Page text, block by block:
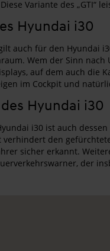
Variante des „GTI“
Hyundai i30
auch für den Hyundai
Wem der Sinn
auf dem auch die
im Cockpit und
Hyundai i30
i30 ist auch
verhindert den
sicher erkannt.
der